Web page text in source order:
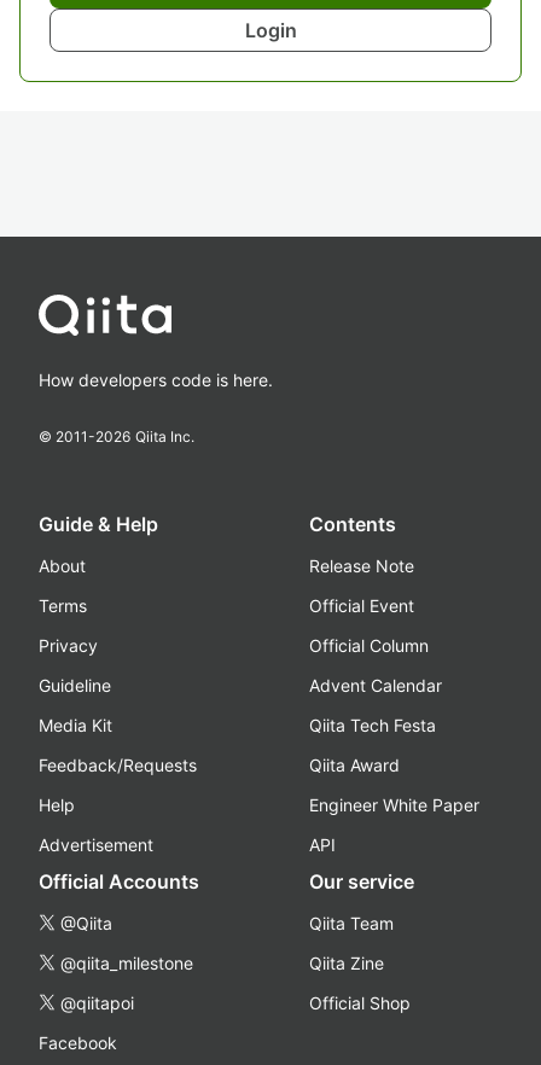
Login
How developers code is here.
© 2011-2026 Qiita Inc.
Guide & Help
About
Terms
Privacy
Guideline
Media Kit
Feedback/Requests
Help
Advertisement
Contents
Release Note
Official Event
Official Column
Advent Calendar
Qiita Tech Festa
Qiita Award
Engineer White Paper
API
Official Accounts
@Qiita
@qiita_milestone
@qiitapoi
Facebook
Our service
Qiita Team
Qiita Zine
Official Shop